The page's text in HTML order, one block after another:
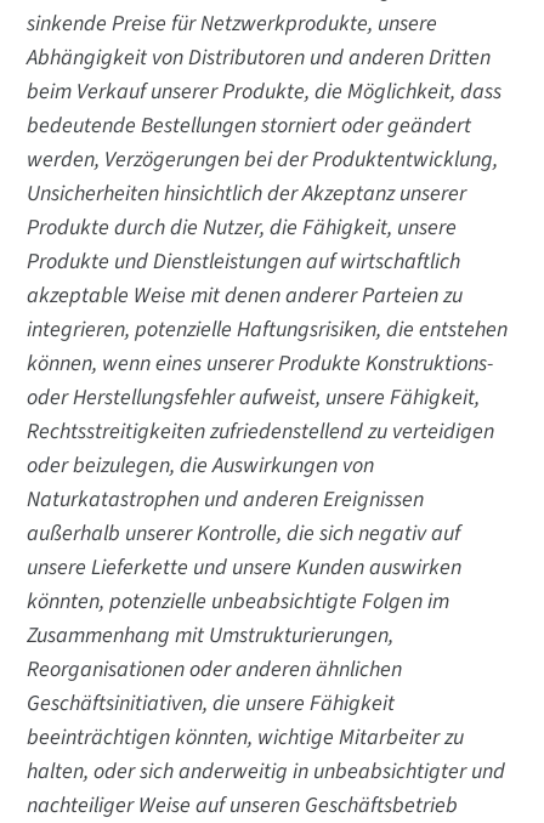
sinkende Preise für Netzwerkprodukte, unsere
Abhängigkeit von Distributoren und anderen Dritten
beim Verkauf unserer Produkte, die Möglichkeit, dass
bedeutende Bestellungen storniert oder geändert
werden, Verzögerungen bei der Produktentwicklung,
Unsicherheiten hinsichtlich der Akzeptanz unserer
Produkte durch die Nutzer, die Fähigkeit, unsere
Produkte und Dienstleistungen auf wirtschaftlich
akzeptable Weise mit denen anderer Parteien zu
integrieren, potenzielle Haftungsrisiken, die entstehen
können, wenn eines unserer Produkte Konstruktions-
oder Herstellungsfehler aufweist, unsere Fähigkeit,
Rechtsstreitigkeiten zufriedenstellend zu verteidigen
oder beizulegen, die Auswirkungen von
Naturkatastrophen und anderen Ereignissen
außerhalb unserer Kontrolle, die sich negativ auf
unsere Lieferkette und unsere Kunden auswirken
könnten, potenzielle unbeabsichtigte Folgen im
Zusammenhang mit Umstrukturierungen,
Reorganisationen oder anderen ähnlichen
Geschäftsinitiativen, die unsere Fähigkeit
beeinträchtigen könnten, wichtige Mitarbeiter zu
halten, oder sich anderweitig in unbeabsichtigter und
nachteiliger Weise auf unseren Geschäftsbetrieb